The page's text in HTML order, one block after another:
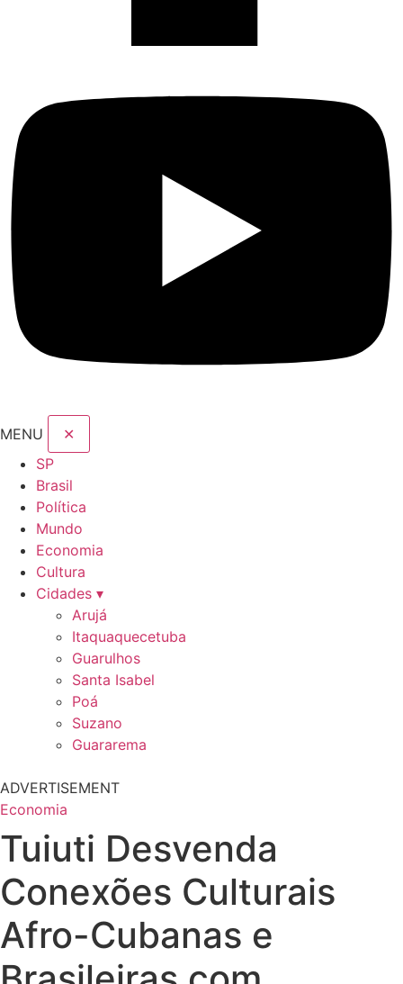
MENU
✕
SP
Brasil
Política
Mundo
Economia
Cultura
Cidades ▾
Arujá
Itaquaquecetuba
Guarulhos
Santa Isabel
Poá
Suzano
Guararema
ADVERTISEMENT
Economia
Tuiuti Desvenda
Conexões Culturais
Afro-Cubanas e